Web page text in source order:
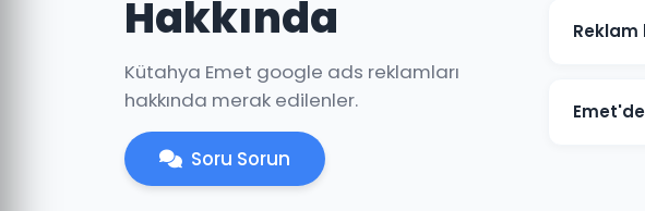
Hakkında
Kütahya Emet google ads reklamları
hakkında merak edilenler.
Soru Sorun